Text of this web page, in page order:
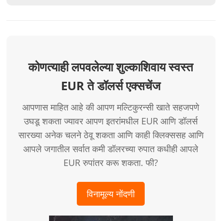
कोणत्याही लपवलेल्या शुल्काशिवाय स्वस्त
EUR ते डॉलर्स एक्सचेंज
आपणास माहित आहे की आपण मल्टिकुरन्सी खाते सहजपणे
उघडू शकता ज्यावर आपण इतरांमधील EUR आणि डॉलर्स
सारख्या अनेक चलने ठेवू शकता आणि काही क्लिक्ससह आणि
आपले जगातील सर्वात कमी डॉलरच्या रुपात कधीही आपले
EUR रुपांतर करू शकता. फी?
विनामूल्य नोंदणी